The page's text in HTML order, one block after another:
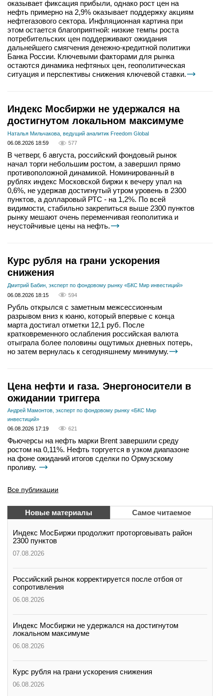
оказывает фиксация прибыли, однако рост цен на
нефть примерно на 2,9% оказывает поддержку акциям
нефтегазового сектора. Инфляционная картина при
этом остается благоприятной: низкие темпы роста
потребительских цен поддерживают ожидания
дальнейшего смягчения денежно-кредитной политики
Банка России. Ключевыми факторами для рынка
остаются динамика нефтяных цен, геополитическая
ситуация и перспективы снижения ключевой ставки.
Индекс Мосбиржи не удержался на
достигнутом локальном максимуме
Наталья Мильчакова, ведущий аналитик Freedom Global
06.08.2026 18:59
577
В четверг, 6 августа, российский фондовый рынок
начал торги небольшим ростом, а завершил прямо
противоположной динамикой. Номинированный в
рублях индекс Московской биржи к вечеру упал на
0,6%, не удержав достигнутый утром уровень в 2300
пунктов, а долларовый РТС - на 1,2%. По всей
видимости, стабильно закрепиться выше 2300 пунктов
рынку мешают очень переменчивая геополитика и
неустойчивые цены на нефть.
Курс рубля на грани ускорения
снижения
Дмитрий Бабин, эксперт по фондовому рынку «БКС Мир инвестиций»
06.08.2026 18:15
594
Рубль открылся с заметным межсессионным
разрывом вниз к юаню, который впервые с конца
марта достигал отметки 12,1 руб. После
кратковременного ослабления российская валюта
отыграла более половины ощутимых дневных потерь,
но затем вернулась к сегодняшнему минимуму.
Цена нефти и газа. Энергоносители в
ожидании триггера
Андрей Мамонтов, эксперт по фондовому рынку «БКС Мир
инвестиций»
06.08.2026 17:19
621
Фьючерсы на нефть марки Brent завершили среду
ростом на 0,11%. Нефть торгуется в узком диапазоне
на фоне ожиданий итогов сделки по Ормузскому
проливу.
Все публикации
Новые материалы Самое читаемое
Индекс МосБиржи продолжит проторговывать район
2300 пунктов
07.08.2026
Российский рынок корректируется после отбоя от
сопротивления
06.08.2026
Индекс Мосбиржи не удержался на достигнутом
локальном максимуме
06.08.2026
Курс рубля на грани ускорения снижения
06.08.2026